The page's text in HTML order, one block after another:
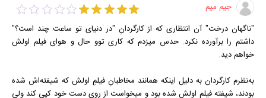
جیم میم
"ناگهان درخت" آن انتظاری که از کارگردانِ "در دنیای تو ساعت چند است؟"
داشتم را برآورده نکرد. حدس میزدم که کاری توو حال و هوای فیلم اولش
خواهم دید.
به‌نظرم کارگردان به دلیل اینکه همانند مخاطبانِ فیلمِ اولش که شیفته‌اش شده
بودند، شیفته فیلم اولش شده بود و میخواست از روی دست خود کپی کند ولی